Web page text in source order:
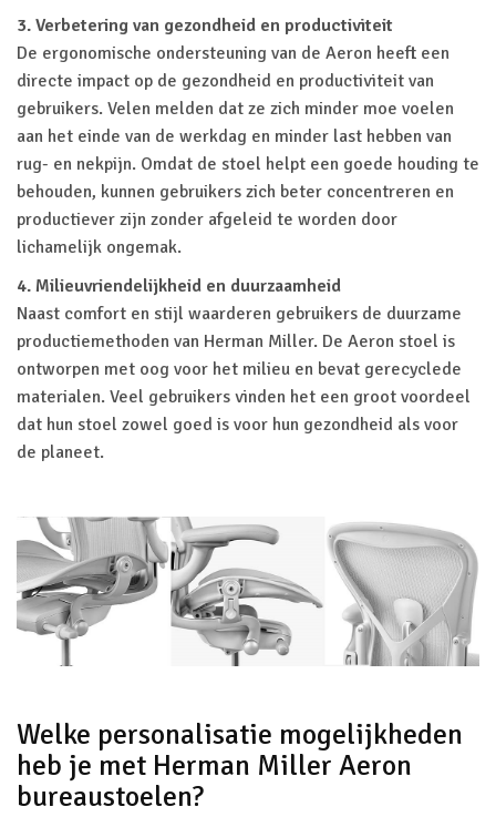
3. Verbetering van gezondheid en productiviteit
De ergonomische ondersteuning van de Aeron heeft een
directe impact op de gezondheid en productiviteit van
gebruikers. Velen melden dat ze zich minder moe voelen
aan het einde van de werkdag en minder last hebben van
rug- en nekpijn. Omdat de stoel helpt een goede houding te
behouden, kunnen gebruikers zich beter concentreren en
productiever zijn zonder afgeleid te worden door
lichamelijk ongemak.
4. Milieuvriendelijkheid en duurzaamheid
Naast comfort en stijl waarderen gebruikers de duurzame
productiemethoden van Herman Miller. De Aeron stoel is
ontworpen met oog voor het milieu en bevat gerecyclede
materialen. Veel gebruikers vinden het een groot voordeel
dat hun stoel zowel goed is voor hun gezondheid als voor
de planeet.
Welke personalisatie mogelijkheden
heb je met Herman Miller Aeron
bureaustoelen?